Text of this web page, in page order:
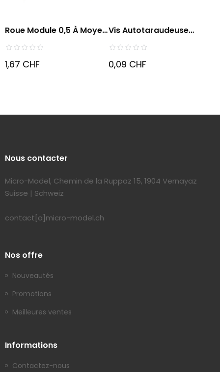
Roue Module 0,5 À Moyeu
En...
1,67 CHF
Vis Autotaraudeuse
1,7x10mm
0,09 CHF
Nous contacter
Micro-Model, Chemin de la Ruppaz 15, 1904 Vernayaz
Suisse | Schweiz
contact[a]micro-model.ch
Nos offre
Nouveautés
Promotions
Meilleures ventes
Informations
Contactez-nous